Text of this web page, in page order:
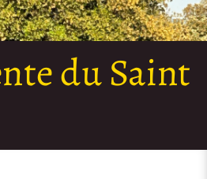
du Saint